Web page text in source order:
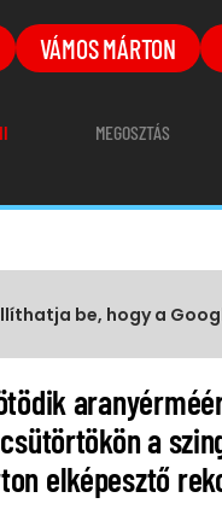
VÁMOS MÁRTON
MEGOSZTÁS
be, hogy a
a
elképesztő